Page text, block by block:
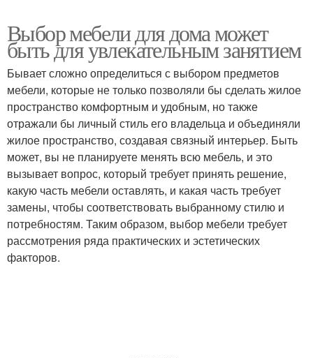
Выбор мебели для дома может
быть для увлекательным занятием
Бывает сложно определиться с выбором предметов
мебели, которые не только позволяли бы сделать жилое
пространство комфортным и удобным, но также
отражали бы личный стиль его владельца и объединяли
жилое пространство, создавая связный интерьер. Быть
может, вы не планируете менять всю мебель, и это
вызывает вопрос, который требует принять решение,
какую часть мебели оставлять, и какая часть требует
замены, чтобы соответствовать выбранному стилю и
потребностям. Таким образом, выбор мебели требует
рассмотрения ряда практических и эстетических
факторов.